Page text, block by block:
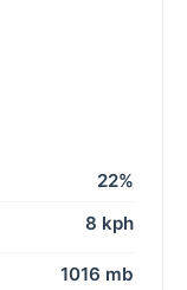
22%
8 kph
1016 mb